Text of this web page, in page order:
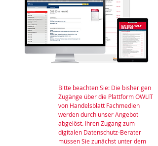
Bitte beachten Sie: Die bisherigen
Zugänge über die Plattform OWLIT
von Handelsblatt Fachmedien
werden durch unser Angebot
abgelöst. Ihren Zugang zum
digitalen Datenschutz-Berater
müssen Sie zunächst unter dem